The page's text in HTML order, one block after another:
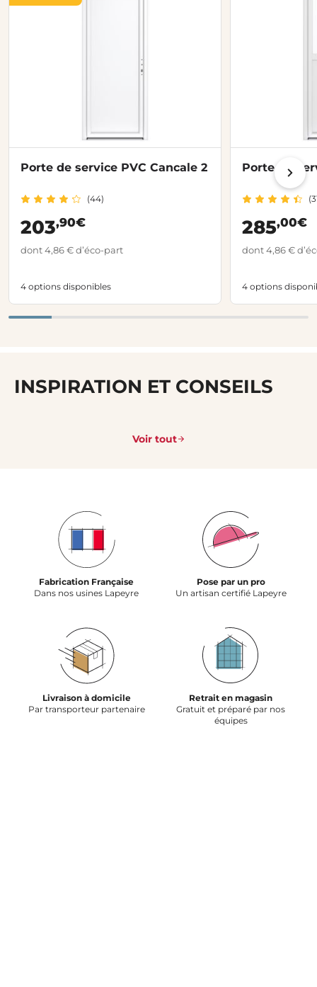
Porte de service PVC Cancale 2
(44)
203,90€
dont 4,86 € d’éco-part
4 options disponibles
Porte de
285,00€
dont 4,86 €
4 options
INSPIRATION ET CONSEILS
Voir tout
Fabrication Française
Dans nos usines Lapeyre
Pose par un pro
Un artisan certifié Lapeyre
Livraison à domicile
Par transporteur partenaire
Retrait en magasin
Gratuit et préparé par nos
équipes